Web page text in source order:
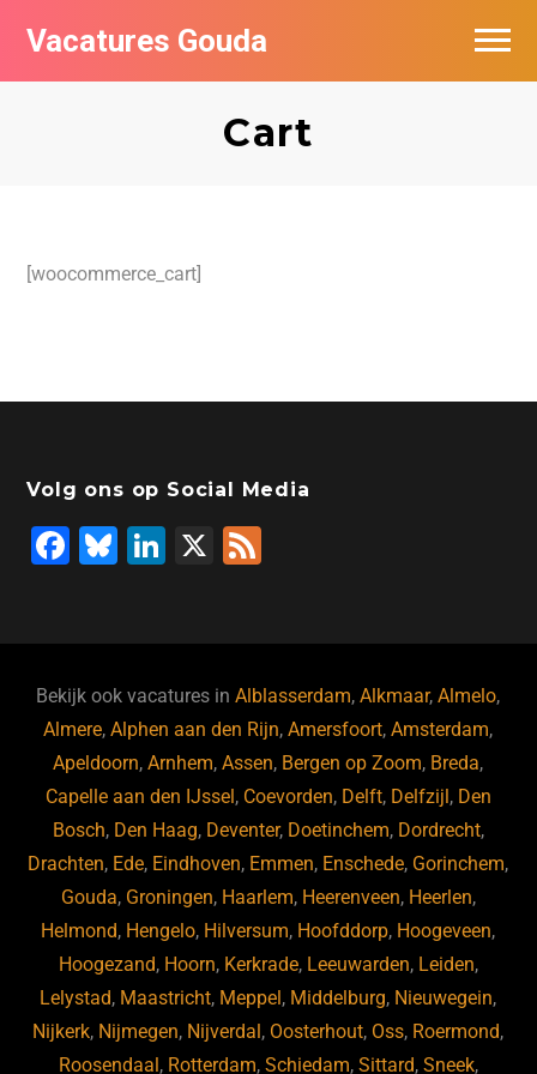
Vacatures Gouda
Cart
[woocommerce_cart]
Volg ons op Social Media
F
b
o
o
k
Bl
ky
Li
dI
n
X
Bekijk ook vacatures inAlblasserdam,Alkmaar,Almelo,
Almere,Alphen aan den Rijn,Amersfoort,Amsterdam,
Apeldoorn,Arnhem,Assen, Bergen op Zoom, Breda,
Capelle aan den IJssel, Coevorden, Delft, Delfzijl, Den
Bosch, Den Haag, Deventer, Doetinchem, Dordrecht,
Drachten, Ede, Eindhoven, Emmen, Enschede, Gorinchem,
Gouda, Groningen, Haarlem, Heerenveen, Heerlen,
Helmond, Hengelo, Hilversum, Hoofddorp, Hoogeveen,
Hoogezand, Hoorn, Kerkrade, Leeuwarden, Leiden,
Lelystad, Maastricht, Meppel, Middelburg, Nieuwegein,
Nijkerk, Nijmegen, Nijverdal, Oosterhout, Oss, Roermond,
Roosendaal, Rotterdam, Schiedam, Sittard, Sneek,
Vacatures per bedrijf in Gouda
De populairste vacatures in Gouda